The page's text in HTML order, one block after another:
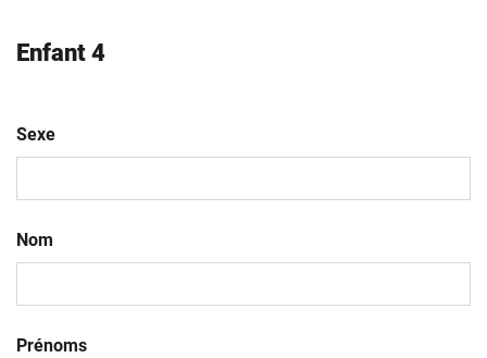
Enfant 4
Sexe
Nom
Prénoms